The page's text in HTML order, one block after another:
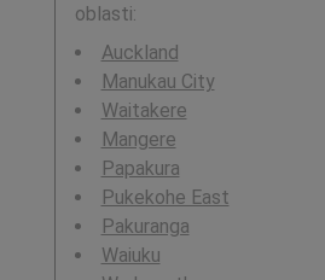
oblasti:
Auckland
Manukau City
Waitakere
Mangere
Papakura
Pukekohe East
Pakuranga
Waiuku